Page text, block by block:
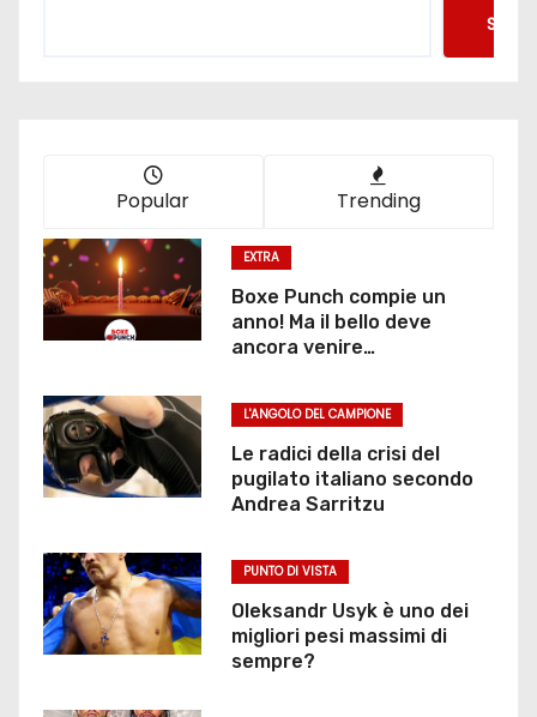
Popular Trending
EXTRA
Boxe Punch compie un
anno! Ma il bello deve
ancora venire…
L'ANGOLO DEL CAMPIONE
Le radici della crisi del
pugilato italiano secondo
Andrea Sarritzu
PUNTO DI VISTA
Oleksandr Usyk è uno dei
migliori pesi massimi di
sempre?